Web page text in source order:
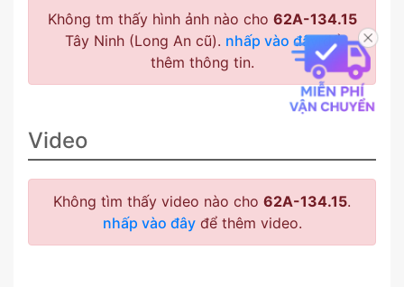
Không tm thấy hình ảnh nào cho 62A-134.15
Tây Ninh (Long An cũ). nhấp vào đâyđể
thêm thông tin.
Video
Không tìm thấy video nào cho 62A-134.15.
nhấp vào đâyđể thêm video.